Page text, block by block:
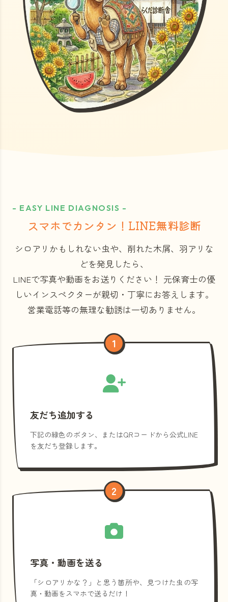
- EASY LINE DIAGNOSIS -
スマホでカンタン！LINE無料診断
シロアリかもしれない虫や、削れた木屑、羽アリな
どを発見したら、
LINEで写真や動画をお送りください！ 元保育士の優
しいインスペクターが親切・丁寧にお答えします。
営業電話等の無理な勧誘は一切ありません。
1
友だち追加する
下記の緑色のボタン、またはQRコードから公式LINE
を友だち登録します。
2
写真・動画を送る
「シロアリかな？」と思う箇所や、見つけた虫の写
真・動画をスマホで送るだけ！